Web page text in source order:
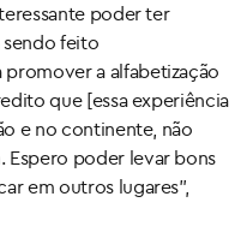
poder ter
feito
a alfabetização
que [essa experiência
e no continente, não
Espero poder levar bons
em outros lugares”,